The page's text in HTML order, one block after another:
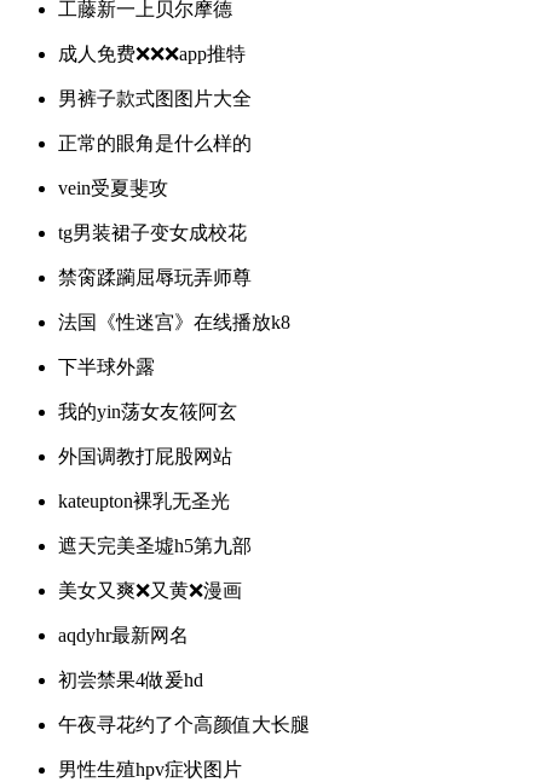
工藤新一上贝尔摩德
成人免费❌❌❌app推特
男裤子款式图图片大全
正常的眼角是什么样的
vein受夏斐攻
tg男装裙子变女成校花
禁脔蹂躏屈辱玩弄师尊
法国《性迷宫》在线播放k8
下半球外露
我的yin荡女友筱阿玄
外国调教打屁股网站
kateupton裸乳无圣光
遮天完美圣墟h5第九部
美女又爽❌又黄❌漫画
aqdyhr最新网名
初尝禁果4做爰hd
午夜寻花约了个高颜值大长腿
男性生殖hpv症状图片